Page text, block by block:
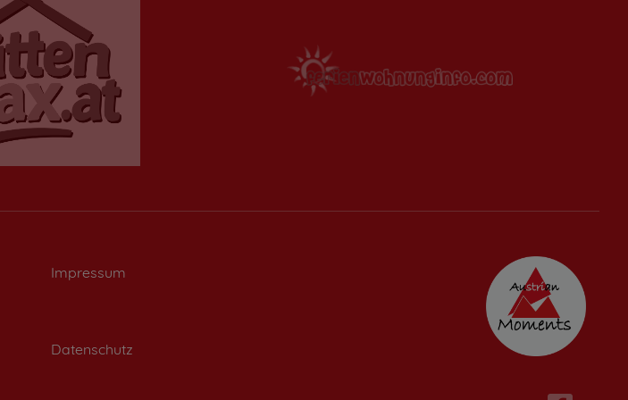
Impressum
Datenschutz